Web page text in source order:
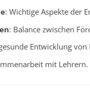
: Wichtige Aspekte der
: Balance zwischen
Entwicklung von
mit Lehrern.